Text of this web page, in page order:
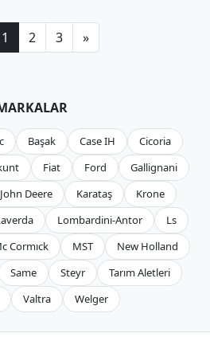
1 2 3 »
Başak Case IH
Cicoria
Fiat Ford
Gallignani
John Deere Karataş
Krone
Lombardini-Antor
Ls
Cormıck MST
New Holland
Same Steyr
Tarım Aletleri
Valtra Welger